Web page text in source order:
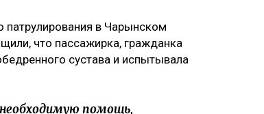
патрулирования в Чарынском
что пассажирка, гражданка
сустава и испытывала
помощь,